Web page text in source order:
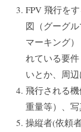
FPV 飛行を
図（グーグ
マーキング
れている要
いとか、周辺
飛行される
重量等）、
操縦者(依頼